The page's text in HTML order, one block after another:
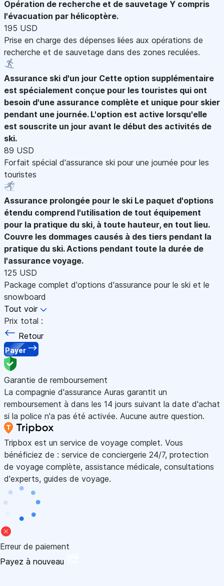
Opération de recherche et de sauvetage Y compris
l'évacuation par hélicoptère.
195 USD
Prise en charge des dépenses liées aux opérations de
recherche et de sauvetage dans des zones reculées.
Assurance ski d'un jour Cette option supplémentaire
est spécialement conçue pour les touristes qui ont
besoin d'une assurance complète et unique pour skier
pendant une journée. L'option est active lorsqu'elle
est souscrite un jour avant le début des activités de
ski.
89 USD
Forfait spécial d'assurance ski pour une journée pour les
touristes
Assurance prolongée pour le ski Le paquet d'options
étendu comprend l'utilisation de tout équipement
pour la pratique du ski, à toute hauteur, en tout lieu.
Couvre les dommages causés à des tiers pendant la
pratique du ski. Actions pendant toute la durée de
l'assurance voyage.
125 USD
Package complet d'options d'assurance pour le ski et le
snowboard
Tout voir
Prix total :
Retour
Payer
Garantie de remboursement
La compagnie d'assurance Auras garantit un
remboursement à dans les 14 jours suivant la date d'achat
si la police n'a pas été activée. Aucune autre question.
Tripbox est un service de voyage complet. Vous
bénéficiez de : service de conciergerie 24/7, protection
de voyage complète, assistance médicale, consultations
d'experts, guides de voyage.
Erreur de paiement
Payez à nouveau